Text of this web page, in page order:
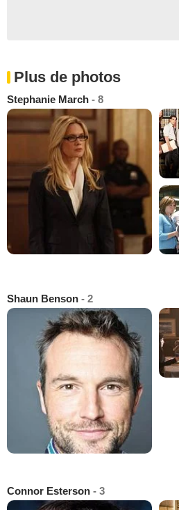
Plus de photos
Stephanie March - 8
Shaun Benson - 2
Connor Esterson - 3